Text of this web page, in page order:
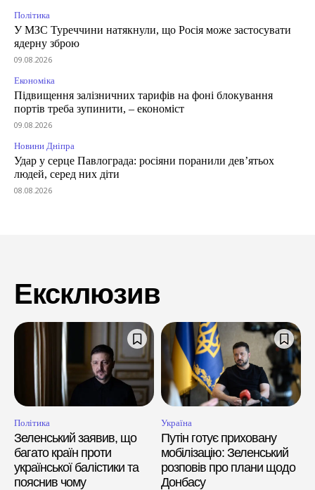
Політика
У МЗС Туреччини натякнули, що Росія може застосувати
ядерну зброю
09.08.2026
Економіка
Підвищення залізничних тарифів на фоні блокування
портів треба зупинити, – економіст
09.08.2026
Новини Дніпра
Удар у серце Павлограда: росіяни поранили дев’ятьох
людей, серед них діти
08.08.2026
Ексклюзив
Політика
Зеленський заявив, що
багато країн проти
української балістики та
пояснив чому
Україна
Путін готує приховану
мобілізацію: Зеленський
розповів про плани щодо
Донбасу